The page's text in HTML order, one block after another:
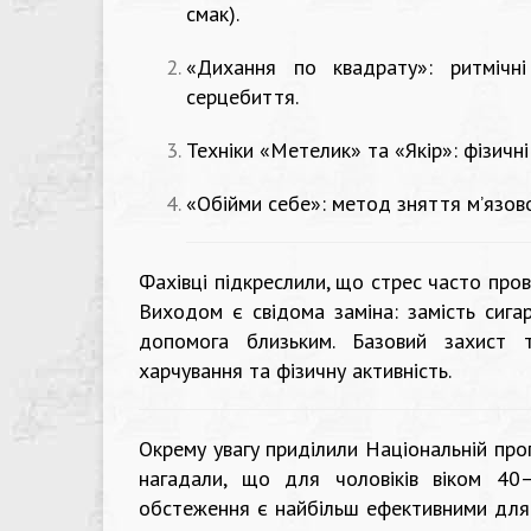
смак).
«Дихання по квадрату»:
серцебиття.
Техніки «Метелик» та «Якір»:
«Обійми себе»: метод зняття
Фахівці підкреслили, що стрес часто
Виходом є свідома заміна: замість
допомога близьким. Базовий захист
харчування та фізичну активність.
Окрему увагу приділили Національній
нагадали, що для чоловіків віком
обстеження є найбільш ефективними для